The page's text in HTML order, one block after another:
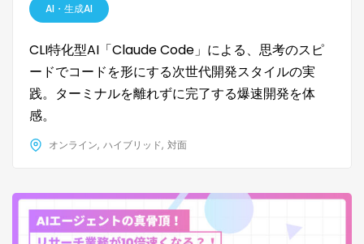
AI・生成AI
CLI特化型AI「Claude Code」による、思考のスピ
ードでコードを形にする次世代開発スタイルの実
践。ターミナルを離れずに完了する爆速開発を体
感。
オンライン ハイブリッド 対面